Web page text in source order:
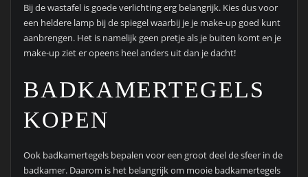
Bij de wastafel is goede verlichting erg belangrijk. Kies dus voor
een heldere lamp bij de spiegel waarbij je je make-up goed kunt
aanbrengen. Het is namelijk geen pretje als je buiten komt en je
make-up ziet er opeens heel anders uit dan je dacht!
BADKAMERTEGELS
KOPEN
Ook badkamertegels bepalen voor een groot deel de sfeer in de
badkamer. Daarom is het belangrijk om mooie badkamertegels